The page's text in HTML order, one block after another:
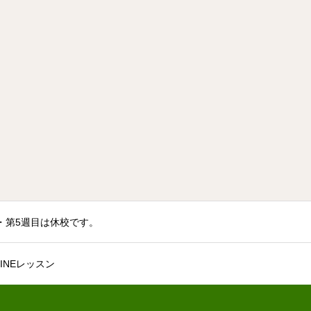
5週目は休校です。
レッスン